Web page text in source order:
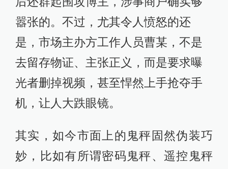
嚣张的。不过，尤其令人愤怒的还
是，市场主办方工作人员曹某，不是
去留存物证、主张正义，而是要求曝
光者删掉视频，甚至悍然上手抢夺手
机，让人大跌眼镜。
其实，如今市面上的鬼秤固然伪装巧
妙，比如有所谓密码鬼秤、遥控鬼秤